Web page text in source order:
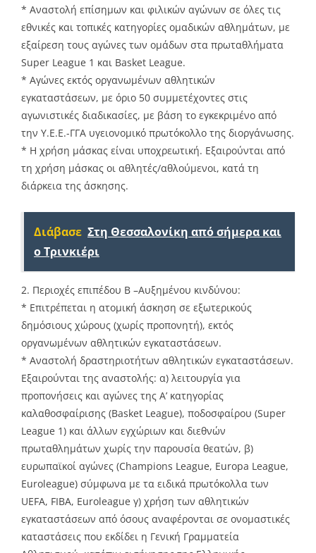
* Αναστολή επίσημων και φιλικών αγώνων σε όλες τις
εθνικές και τοπικές κατηγορίες ομαδικών αθλημάτων, με
εξαίρεση τους αγώνες των ομάδων στα πρωταθλήματα
Super League 1 και Basket League.
* Αγώνες εκτός οργανωμένων αθλητικών
εγκαταστάσεων, με όριο 50 συμμετέχοντες στις
αγωνιστικές διαδικασίες, με βάση το εγκεκριμένο από
την Υ.Ε.Ε.-ΓΓΑ υγειονομικό πρωτόκολλο της διοργάνωσης.
* Η χρήση μάσκας είναι υποχρεωτική. Εξαιρούνται από
τη χρήση μάσκας οι αθλητές/αθλούμενοι, κατά τη
διάρκεια της άσκησης.
Διάβασε Στη Θεσσαλονίκη από σήμερα και
ο Τρινκιέρι
2. Περιοχές επιπέδου Β –Αυξημένου κινδύνου:
* Επιτρέπεται η ατομική άσκηση σε εξωτερικούς
δημόσιους χώρους (χωρίς προπονητή), εκτός
οργανωμένων αθλητικών εγκαταστάσεων.
* Αναστολή δραστηριοτήτων αθλητικών εγκαταστάσεων.
Εξαιρούνται της αναστολής: α) λειτουργία για
προπονήσεις και αγώνες της Α’ κατηγορίας
καλαθοσφαίρισης (Basket League), ποδοσφαίρου (Super
League 1) και άλλων εγχώριων και διεθνών
πρωταθλημάτων χωρίς την παρουσία θεατών, β)
ευρωπαϊκοί αγώνες (Champions League, Europa League,
Euroleague) σύμφωνα με τα ειδικά πρωτόκολλα των
UEFA, FIBA, Euroleague γ) χρήση των αθλητικών
εγκαταστάσεων από όσους αναφέρονται σε ονομαστικές
καταστάσεις που εκδίδει η Γενική Γραμματεία